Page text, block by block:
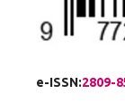
e-ISSN:2809-